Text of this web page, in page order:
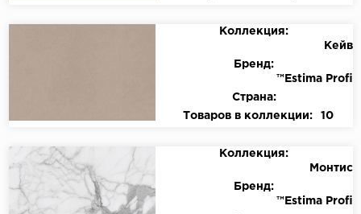
Коллекция:
Кейв
Бренд:
™Estima Profi
Страна:
Товаров в коллекции:
10
Коллекция:
Монтис
Бренд:
™Estima Profi